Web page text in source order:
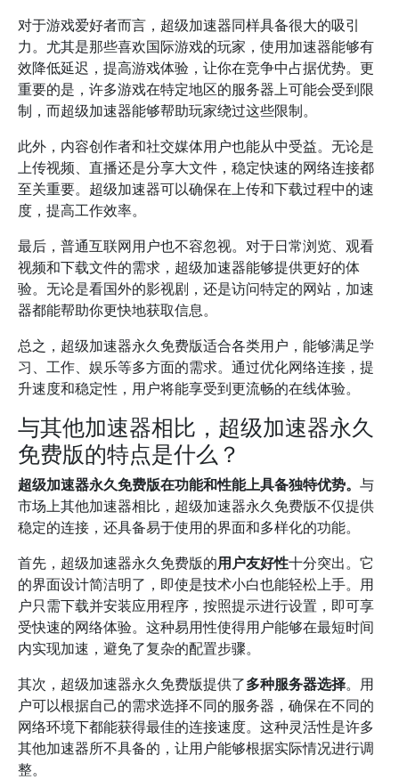
对于游戏爱好者而言，超级加速器同样具备很大的吸引
力。尤其是那些喜欢国际游戏的玩家，使用加速器能够有
效降低延迟，提高游戏体验，让你在竞争中占据优势。更
重要的是，许多游戏在特定地区的服务器上可能会受到限
制，而超级加速器能够帮助玩家绕过这些限制。
此外，内容创作者和社交媒体用户也能从中受益。无论是
上传视频、直播还是分享大文件，稳定快速的网络连接都
至关重要。超级加速器可以确保在上传和下载过程中的速
度，提高工作效率。
最后，普通互联网用户也不容忽视。对于日常浏览、观看
视频和下载文件的需求，超级加速器能够提供更好的体
验。无论是看国外的影视剧，还是访问特定的网站，加速
器都能帮助你更快地获取信息。
总之，超级加速器永久免费版适合各类用户，能够满足学
习、工作、娱乐等多方面的需求。通过优化网络连接，提
升速度和稳定性，用户将能享受到更流畅的在线体验。
与其他加速器相比，超级加速器永久
免费版的特点是什么？
超级加速器永久免费版在功能和性能上具备独特优势。 与
市场上其他加速器相比，超级加速器永久免费版不仅提供
稳定的连接，还具备易于使用的界面和多样化的功能。
首先，超级加速器永久免费版的用户友好性十分突出。它
的界面设计简洁明了，即使是技术小白也能轻松上手。用
户只需下载并安装应用程序，按照提示进行设置，即可享
受快速的网络体验。这种易用性使得用户能够在最短时间
内实现加速，避免了复杂的配置步骤。
其次，超级加速器永久免费版提供了多种服务器选择。用
户可以根据自己的需求选择不同的服务器，确保在不同的
网络环境下都能获得最佳的连接速度。这种灵活性是许多
其他加速器所不具备的，让用户能够根据实际情况进行调
整。